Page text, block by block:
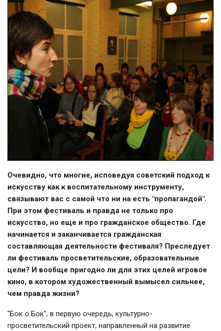
Очевидно, что многие, исповедуя советский подход к
искусству как к воспитательному инструменту,
связывают вас с самой что ни на есть "пропагандой".
При этом фестиваль и правда не только про
искусство, но еще и про гражданское общество. Где
начинается и заканчивается гражданская
составляющая деятельности фестиваля? Преследует
ли фестиваль просветительские, образовательные
цели? И вообще пригодно ли для этих целей игровое
кино, в котором художественный вымысел сильнее,
чем правда жизни?
"Бок о Бок", в первую очередь, культурно-
просветительский проект, направленный на развитие